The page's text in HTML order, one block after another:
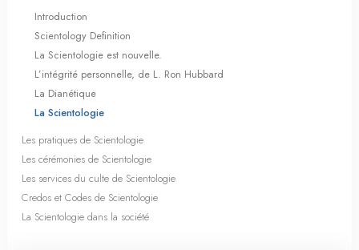
Introduction
Scientology Definition
La Scientologie est nouvelle.
L’intégrité personnelle, de L. Ron Hubbard
La Dianétique
La Scientologie
Les pratiques de Scientologie
Les cérémonies de Scientologie
Les services du culte de Scientologie
Credos et Codes de Scientologie
La Scientologie dans la société